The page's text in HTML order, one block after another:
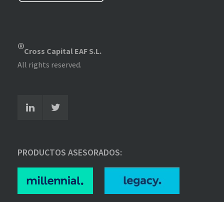
®Cross Capital EAF S.L.
All rights reserved.
PRODUCTOS ASESORADOS: